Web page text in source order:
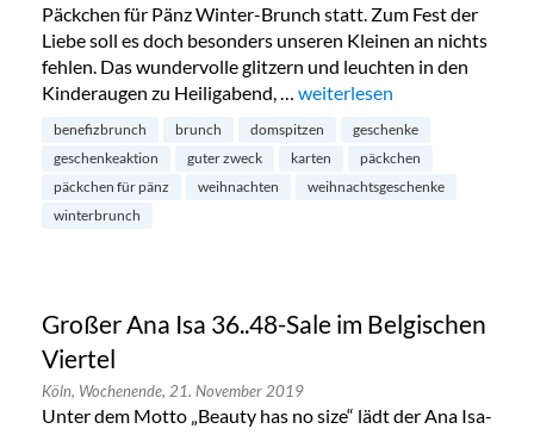
Päckchen für Pänz Winter-Brunch statt. Zum Fest der
Liebe soll es doch besonders unseren Kleinen an nichts
fehlen. Das wundervolle glitzern und leuchten in den
Kinderaugen zu Heiligabend, … „Päckchen für Pänz:
weiterlesen
benefizbrunch brunch domspitzen
geschenke
geschenkeaktion
guter zweck karten
päckchen
päckchen für pänz
weihnachten
weihnachtsgeschenke
winterbrunch
Großer Ana Isa 36..48-Sale im Belgischen
Viertel
Köln, Wochenende, 21. November 2019
Unter dem Motto „Beauty has no size“ lädt der Ana Isa-